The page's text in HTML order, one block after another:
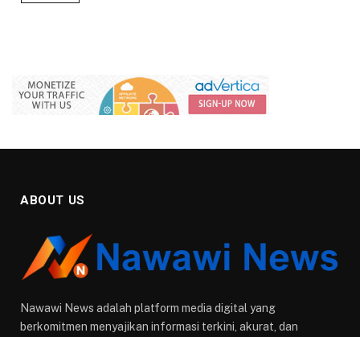
ABOUT US
Nawawi News adalah platform media digital yang
berkomitmen menyajikan informasi terkini, akurat, dan